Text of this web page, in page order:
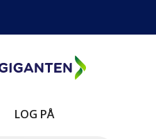
LOG PÅ